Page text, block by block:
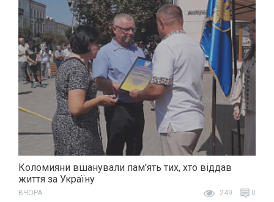
Коломияни вшанували пам'ять тих, хто віддав
життя за Україну
ВЧОРА 249 0